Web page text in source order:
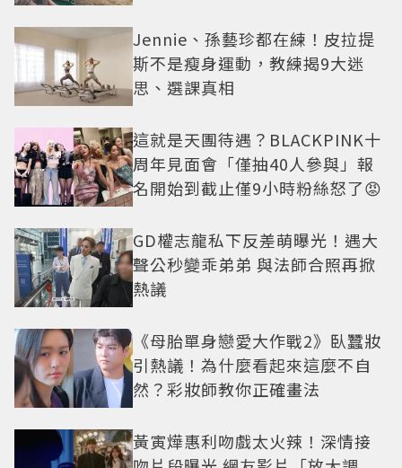
Jennie、孫藝珍都在練！皮拉提
斯不是瘦身運動，教練揭9大迷
思、選課真相
這就是天團待遇？BLACKPINK十
周年見面會「僅抽40人參與」報
名開始到截止僅9小時粉絲怒了😡
GD權志龍私下反差萌曝光！遇大
聲公秒變乖弟弟 與法師合照再掀
熱議
《母胎單身戀愛大作戰2》臥蠶妝
引熱議！為什麼看起來這麼不自
然？彩妝師教你正確畫法
黃寅燁惠利吻戲太火辣！深情接